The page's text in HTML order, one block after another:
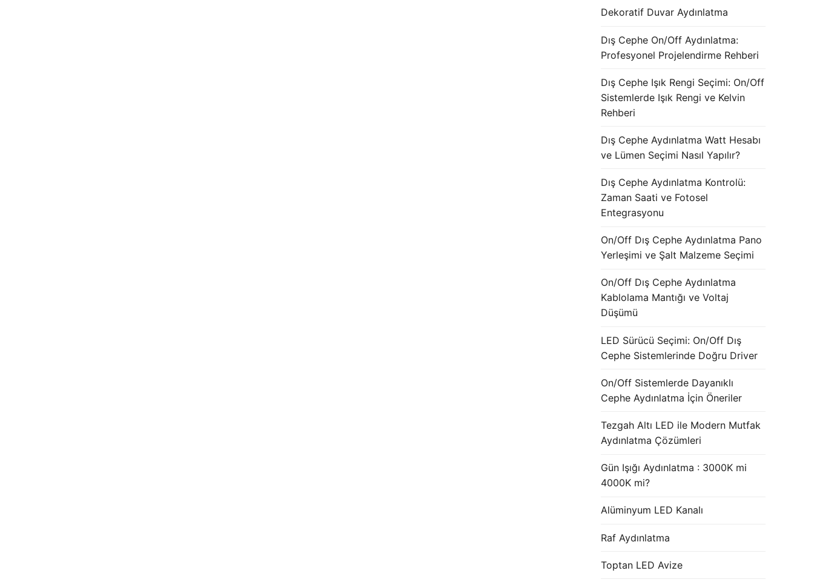
Dekoratif Duvar Aydınlatma
Dış Cephe On/Off Aydınlatma:
Profesyonel Projelendirme Rehberi
Dış Cephe Işık Rengi Seçimi: On/Off
Sistemlerde Işık Rengi ve Kelvin
Rehberi
Dış Cephe Aydınlatma Watt Hesabı
ve Lümen Seçimi Nasıl Yapılır?
Dış Cephe Aydınlatma Kontrolü:
Zaman Saati ve Fotosel
Entegrasyonu
On/Off Dış Cephe Aydınlatma Pano
Yerleşimi ve Şalt Malzeme Seçimi
On/Off Dış Cephe Aydınlatma
Kablolama Mantığı ve Voltaj
Düşümü
LED Sürücü Seçimi: On/Off Dış
Cephe Sistemlerinde Doğru Driver
On/Off Sistemlerde Dayanıklı
Cephe Aydınlatma İçin Öneriler
Tezgah Altı LED ile Modern Mutfak
Aydınlatma Çözümleri
Gün Işığı Aydınlatma : 3000K mi
4000K mi?
Alüminyum LED Kanalı
Raf Aydınlatma
Toptan LED Avize